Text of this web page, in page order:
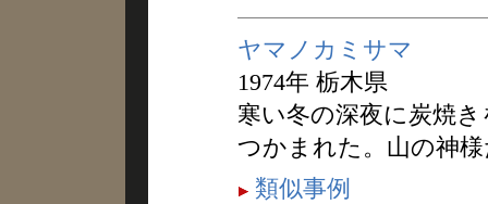
ヤマノカミサマ
1974年 栃木県
寒い冬の深夜に炭焼
つかまれた。山の神
類似事例